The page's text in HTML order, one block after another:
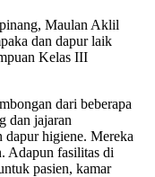
Maulan Aklil
dan dapur laik
Kelas III
dari beberapa
dan jajaran
higiene. Mereka
Adapun fasilitas di
pasien, kamar